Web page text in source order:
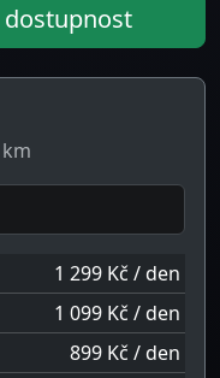
dostupnost
1 299 Kč / den
1 099 Kč / den
899 Kč / den